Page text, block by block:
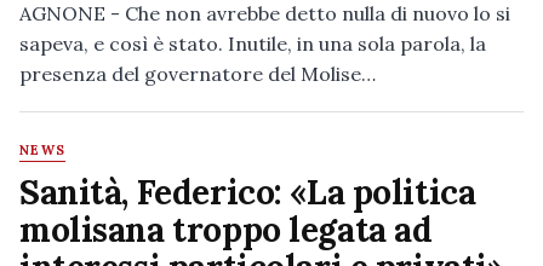
AGNONE - Che non avrebbe detto nulla di nuovo lo si
sapeva, e così è stato. Inutile, in una sola parola, la
presenza del governatore del Molise…
NEWS
Sanità, Federico: «La politica
molisana troppo legata ad